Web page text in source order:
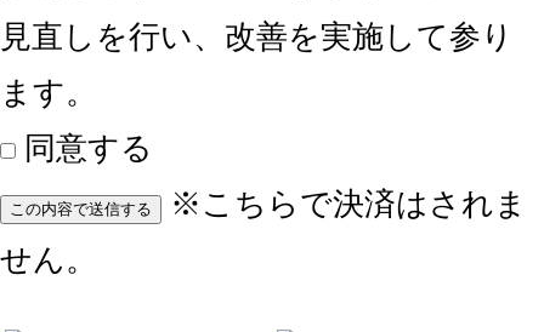
見直しを行い、改善を実施して参り
ます。
同意する
この内容で送信する
※こちらで決済はされま
せん。